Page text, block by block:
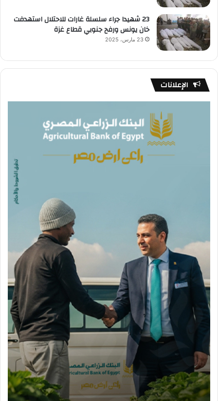
23 شهيدا جراء سلسلة غارات للاحتلال استهدفت
خان يونس ورفح جنوبي قطاع غزة
23 مارس، 2025
الإعلانات